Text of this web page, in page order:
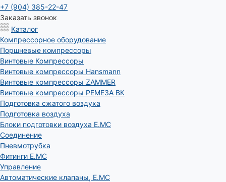
+7 (904) 385-22-47
Заказать звонок
Каталог
Компрессорное оборудование
Поршневые компрессоры
Винтовые Компрессоры
Винтовые компрессоры Hansmann
Винтовые компрессоры ZAMMER
Винтовые компрессоры РЕМЕЗА ВК
Подготовка сжатого воздуха
Подготовка воздуха
Блоки подготовки воздуха E.MC
Соединение
Пневмотрубка
Фитинги E.MC
Управление
Автоматические клапаны, Е.МС